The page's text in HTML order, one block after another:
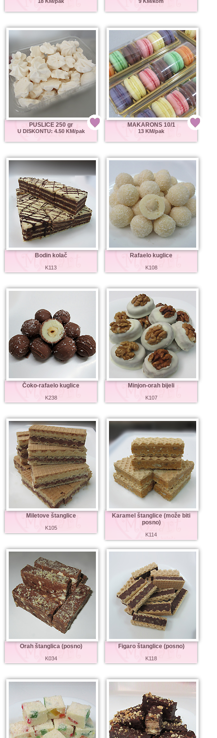
PUSLICE 250 gr
U DISKONTU: 4.50 KM/pak
MAKARONS 10/1
13 KM/pak
Bodin kolač
K113
Rafaelo kuglice
K108
Čoko-rafaelo kuglice
K238
Minjon-orah bijeli
K107
Miletove štanglice
K105
Karamel štanglice (može biti
posno)
K114
Orah štanglica (posno)
K034
Figaro štanglice (posno)
K118